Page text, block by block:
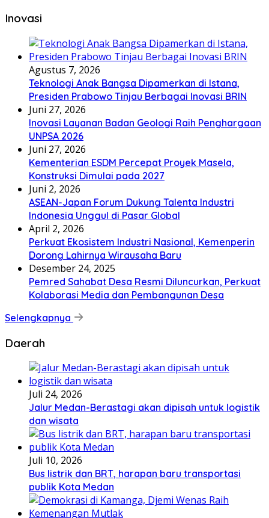
Inovasi
Agustus 7, 2026
Teknologi Anak Bangsa Dipamerkan di Istana,
Presiden Prabowo Tinjau Berbagai Inovasi BRIN
Juni 27, 2026
Inovasi Layanan Badan Geologi Raih Penghargaan
UNPSA 2026
Juni 27, 2026
Kementerian ESDM Percepat Proyek Masela,
Konstruksi Dimulai pada 2027
Juni 2, 2026
ASEAN-Japan Forum Dukung Talenta Industri
Indonesia Unggul di Pasar Global
April 2, 2026
Perkuat Ekosistem Industri Nasional, Kemenperin
Dorong Lahirnya Wirausaha Baru
Desember 24, 2025
Pemred Sahabat Desa Resmi Diluncurkan, Perkuat
Kolaborasi Media dan Pembangunan Desa
Selengkapnya
Daerah
Juli 24, 2026
Jalur Medan-Berastagi akan dipisah untuk logistik
dan wisata
Juli 10, 2026
Bus listrik dan BRT, harapan baru transportasi
publik Kota Medan